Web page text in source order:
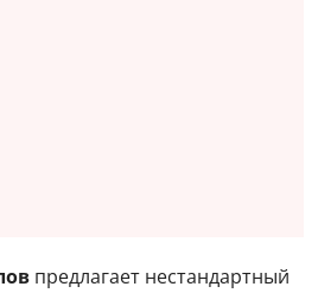
предлагает нестандартный